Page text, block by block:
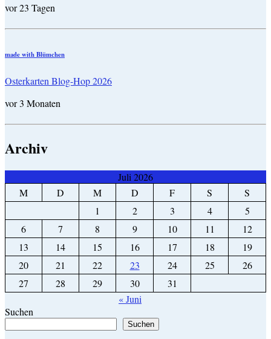
vor 23 Tagen
made with Blümchen
Osterkarten Blog-Hop 2026
vor 3 Monaten
Archiv
Juli 2026
M
D M D F S
S
1
2 3 4
5
6
7 8 9 10 11
12
13
14 15 16 17 18
19
20
21 22 23 24 25
26
27
28 29 30
31
« Juni
Suchen
Suchen